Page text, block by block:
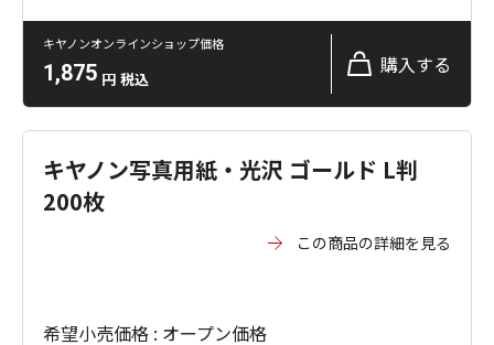
キヤノンオンラインショップ価格
1,875 円 税込
購入する
キヤノン写真用紙・光沢 ゴールド L判
200枚
この商品の詳細を見る
希望小売価格 : オープン価格